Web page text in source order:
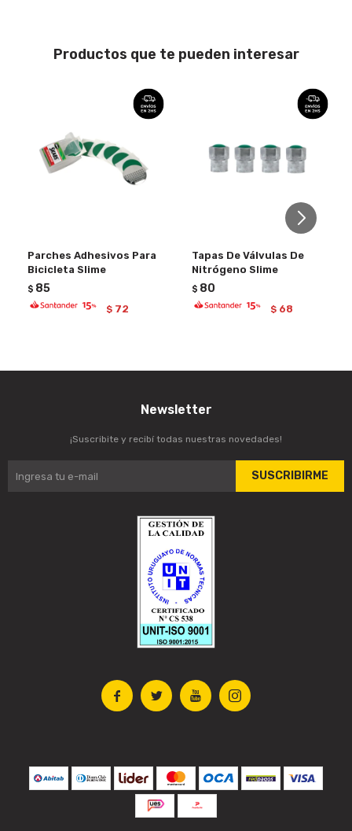
Productos que te pueden interesar
Parches Adhesivos Para
Bicicleta Slime
$ 85
$ 72
Tapas De Válvulas De
Nitrógeno Slime
$ 80
$ 68
   
Newsletter
¡Suscribite y recibí todas nuestras novedades!
SUSCRIBIRME